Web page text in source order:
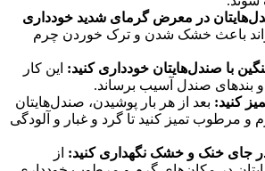
در معرض گرمای شدید خودداری
باعث خشک شدن و ترک خوردن چرم
با صندل‌هایتان خودداری کنید: این کار
بندهای صندل آسیب برساند.
کنید: بعد از هر بار پوشیدن، صندل‌هایتان
و مرطوب تمیز کنید تا گرد و غبار و آلودگی
جای خنک و خشک نگهداری کنید: از